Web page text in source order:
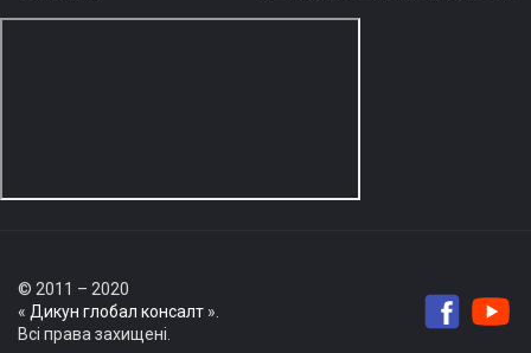
© 2011 – 2020
« Дикун глобал консалт ».
Всі права захищені.